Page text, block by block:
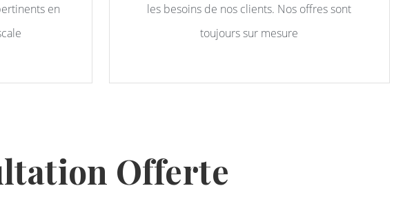
en
les besoins de nos clients. Nos offres sont
toujours sur mesure
Offerte